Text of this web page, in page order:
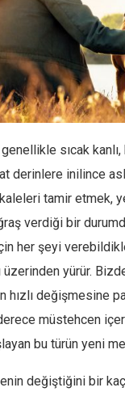
sıcak
derinlere inilince
kaleleri tamir etmek,
verdiği bir
her şeyi
üzerinden yürür.
hızlı
müstehcen
bu türün yeni
değiştiğini bir